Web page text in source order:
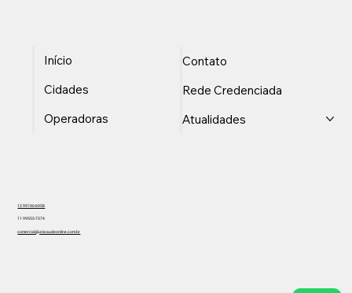
Início
Cidades
Operadoras
Contato
Rede Credenciada
Atualidades
12 99740-6958
11 99553-7374
comercial@unisaudeonline.com.br